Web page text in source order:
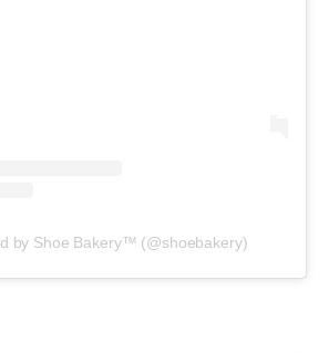
by Shoe Bakery™ (@shoebakery)